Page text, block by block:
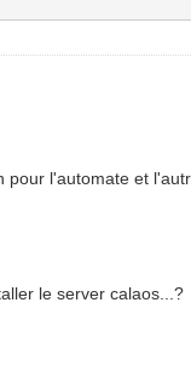
l'automate et
le server calaos...?